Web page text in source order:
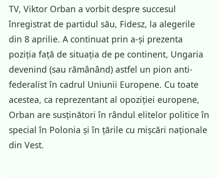
TV, Viktor Orban a vorbit despre succesul
înregistrat de partidul său, Fidesz, la alegerile
din 8 aprilie. A continuat prin a-și prezenta
poziția față de situația de pe continent, Ungaria
devenind (sau rămânând) astfel un pion anti-
federalist în cadrul Uniunii Europene. Cu toate
acestea, ca reprezentant al opoziției europene,
Orban are susținători în rândul elitelor politice în
special în Polonia și în țările cu mișcări naționale
din Vest.